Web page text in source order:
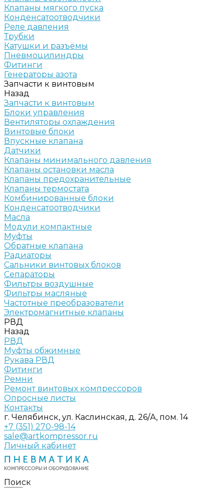
Клапаны мягкого пуска
Конденсатоотводчики
Реле давления
Трубки
Катушки и разъёмы
Пневмоцилиндры
Фитинги
Генераторы азота
Запчасти к винтовым
Назад
Запчасти к винтовым
Блоки управления
Вентиляторы охлаждения
Винтовые блоки
Впускные клапана
Датчики
Клапаны минимального давления
Клапаны остановки масла
Клапаны предохранительные
Клапаны термостата
Комбинированные блоки
Конденсатоотводчики
Масла
Модули компактные
Муфты
Обратные клапана
Радиаторы
Сальники винтовых блоков
Сепараторы
Фильтры воздушные
Фильтры масляные
Частотные преобразователи
Электромагнитные клапаны
РВД
Назад
РВД
Муфты обжимные
Рукава РВД
Фитинги
Ремни
Ремонт винтовых компрессоров
Опросные листы
Контакты
г. Челябинск, ул. Каслинская, д. 26/А, пом. 14
+7 (351) 270-98-14
sale@artkompressor.ru
Личный кабинет
Поиск